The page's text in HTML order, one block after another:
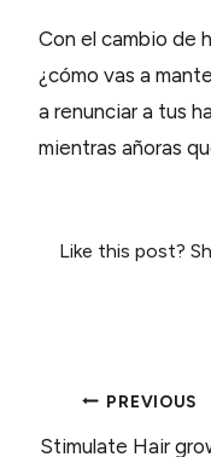
Con el cambio de
¿cómo vas a
a renunciar a tus
mientras añoras
Like this post?
POST
PREVIOUS
Stimulate Hair